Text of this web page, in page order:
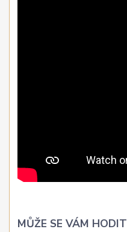
MŮŽE SE VÁM HODIT